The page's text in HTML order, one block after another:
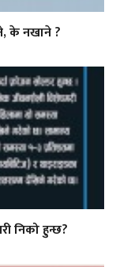
के नखाने ?
निको हुन्छ?